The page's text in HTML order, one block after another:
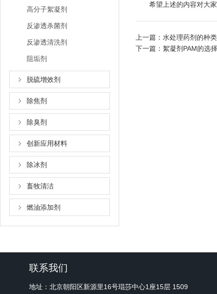
高分子絮凝剂
反渗透杀菌剂
反渗透清洗剂
阻垢剂
脱硫增效剂
除焦剂
除臭剂
创新应用材料
除冰剂
畜牧清洁
燃油添加剂
希望上述的内容对大家
上一篇： 水处理药剂的种类
下一篇： 絮凝剂PAM的选
联系我们
地址：北京朝阳区新源里16号琨莎中心1座15层 1509